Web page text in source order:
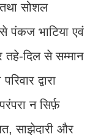
सोशल
पंकज भाटिया एवं
तहे-दिल से सम्मान
द्वारा
न सिर्फ़
साझेदारी और